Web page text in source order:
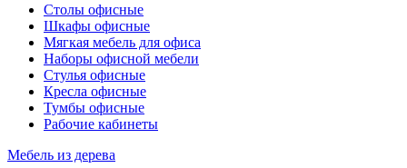
Столы офисные
Шкафы офисные
Мягкая мебель для офиса
Наборы офисной мебели
Стулья офисные
Кресла офисные
Тумбы офисные
Рабочие кабинеты
Мебель из дерева